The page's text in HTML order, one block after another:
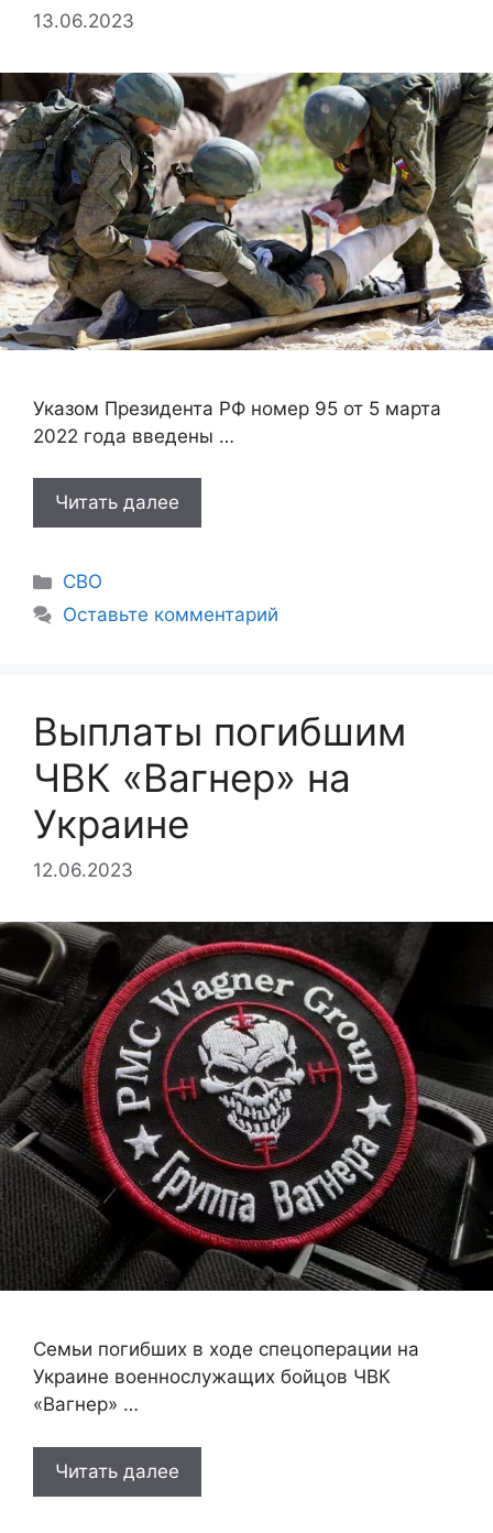
13.06.2023
Указом Президента РФ номер 95 от 5 марта
2022 года введены …
Читать далее
Рубрики
СВО
Оставьте комментарий
Выплаты погибшим
ЧВК «Вагнер» на
Украине
12.06.2023
Семьи погибших в ходе спецоперации на
Украине военнослужащих бойцов ЧВК
«Вагнер» …
Читать далее